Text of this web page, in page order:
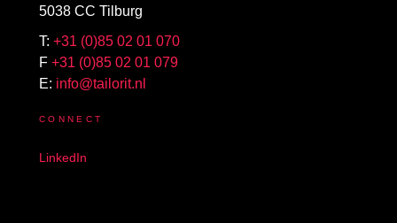
5038 CC Tilburg
T: +31 (0)85 02 01 070
F +31 (0)85 02 01 079
E: info@tailorit.nl
CONNECT
LinkedIn